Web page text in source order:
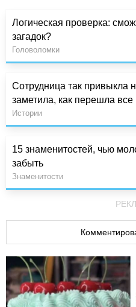
Логическая проверка:
загадок?
Головоломки
Сотрудница так привыкла
заметила, как перешла все
Истории
15 знаменитостей, чью
забыть
Знаменитости